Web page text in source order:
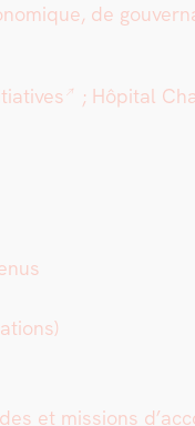
de
; Hôpi­tal
et mis­sions